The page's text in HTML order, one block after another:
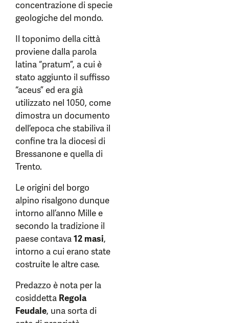
concentrazione di specie
geologiche del mondo.
Il toponimo della città
proviene dalla parola
latina “pratum”, a cui è
stato aggiunto il suffisso
“aceus” ed era già
utilizzato nel 1050, come
dimostra un documento
dell’epoca che stabiliva il
confine tra la diocesi di
Bressanone e quella di
Trento.
Le origini del borgo
alpino risalgono dunque
intorno all’anno Mille e
secondo la tradizione il
paese contava12 masi,
intorno a cui erano state
costruite le altre case.
Predazzo è nota per la
cosiddetta Regola
Feudale, una sorta di